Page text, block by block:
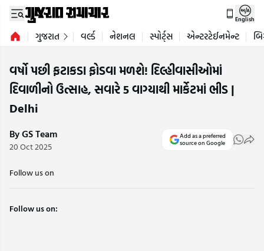
English
ગુજરાત વર્લ્ડ નેશનલ સ્પોર્ટ્સ એન્ટરટેઈનમેન્ટ
વર્ષો પછી ફટાકડા ફોડવા મળશે! દિલ્હીવાસીઓમાં
દિવાળીનો ઉત્સાહ, સવારે 5 વાગ્યાથી માર્કેટમાં ભીડ |
Delhi
By GS Team
20 Oct 2025
Add as a preferred
source on Google
Follow us on
Follow us on: